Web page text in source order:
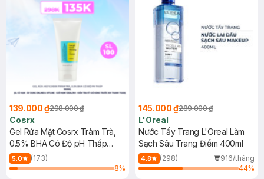
139.000 ₫298.000 ₫
Cosrx
Gel Rửa Mặt Cosrx Tràm Trà,
0.5% BHA Có Độ pH Thấp
150ml
5.0
(173)
8%
145.000 ₫289.000 ₫
L'Oreal
Nước Tẩy Trang L'Oreal Làm
Sạch Sâu Trang Điểm 400ml
4.8 (298)
916/tháng
44%